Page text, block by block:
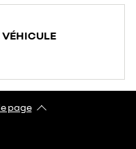
VÉHICULE
page​